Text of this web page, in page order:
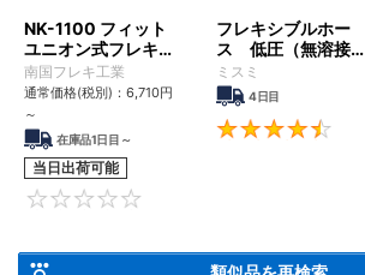
NK-1100 フィット
ユニオン式フレキシ
ブルホース
南国フレキ工業
通常価格(税別)： 6,710円
～
在庫品1日目～
当日出荷可能
フレキシブルホー
ス 低圧（無溶接）
タイプ ＰＴメス・
ＰＴメス
ミスミ
4日目